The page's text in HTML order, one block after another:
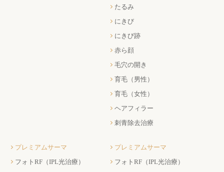
たるみ
にきび
にきび跡
赤ら顔
毛穴の開き
育毛（男性）
育毛（女性）
ヘアフィラー
刺青除去治療
プレミアムサーマ
フォトRF（IPL光治療）
プレミアムサーマ
フォトRF（IPL光治療）